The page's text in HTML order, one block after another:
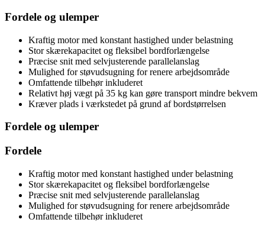
Fordele og ulemper
Kraftig motor med konstant hastighed under belastning
Stor skærekapacitet og fleksibel bordforlængelse
Præcise snit med selvjusterende parallelanslag
Mulighed for støvudsugning for renere arbejdsområde
Omfattende tilbehør inkluderet
Relativt høj vægt på 35 kg kan gøre transport mindre bekvem
Kræver plads i værkstedet på grund af bordstørrelsen
Fordele og ulemper
Fordele
Kraftig motor med konstant hastighed under belastning
Stor skærekapacitet og fleksibel bordforlængelse
Præcise snit med selvjusterende parallelanslag
Mulighed for støvudsugning for renere arbejdsområde
Omfattende tilbehør inkluderet